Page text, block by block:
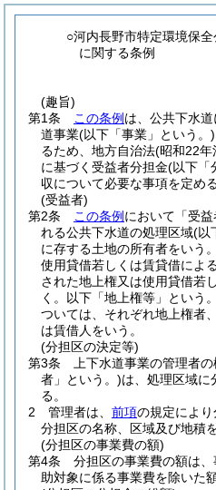
○河内長野市特定環境保
に関する条例
(趣旨)
第1条
この条例 は、公共下水
道事業(以下「事業」という。)
るため、地方自治法(昭和22年
に基づく受益者分担金(以下「
収について必要な事項を定め
(受益者)
第2条
この条例 において「受
れる公共下水道の処理区域(以
に存する土地の所有者をいう。
使用貸借若しくは賃貸借によ
された地上権又は使用貸借若
く。以下「地上権等」という
ついては、それぞれ地上権者
は賃借人をいう。
(分担区の決定等)
第3条
上下水道事業の管理者
者」という。)は、処理区域に
る。
2
管理者は、 前項の規定によ
分担区の名称、区域及び地積
(分担区の事業費の額)
第4条
分担区の事業費の額は
助対象に係る事業費を除いた